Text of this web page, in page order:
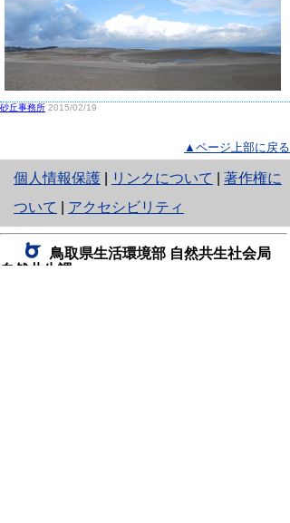
砂丘事務所 2015/02/19
▲ページ上部に戻る
個人情報保護
と
り
ネ
ッ
リンクについて
著作権に
ついて
アクセシビリティ
鳥取県生活環境部 自然共生社会局
自然共生課